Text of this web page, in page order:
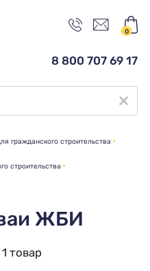
0
8 800 707 69 17
гражданского строительства
строительства
ЖБИ
товар